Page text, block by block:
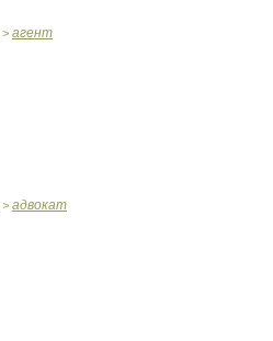
> агент
> адвокат